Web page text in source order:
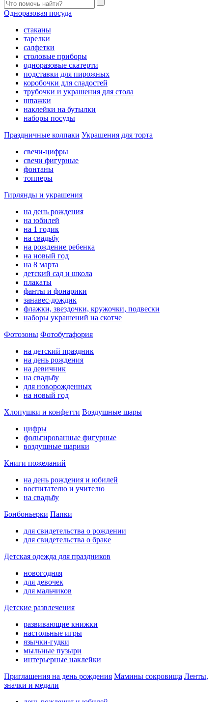
Одноразовая посуда
стаканы
тарелки
салфетки
столовые приборы
одноразовые скатерти
подставки для пирожных
коробочки для сладостей
трубочки и украшения для стола
шпажки
наклейки на бутылки
наборы посуды
Праздничные колпаки Украшения для торта
свечи-цифры
свечи фигурные
фонтаны
топперы
Гирлянды и украшения
на день рождения
на юбилей
на 1 годик
на свадьбу
на рождение ребенка
на новый год
на 8 марта
детский сад и школа
плакаты
фанты и фонарики
занавес-дождик
флажки, звездочки, кружочки, подвески
наборы украшений на скотче
Фотозоны Фотобутафория
на детский праздник
на день рождения
на девичник
на свадьбу
для новорожденных
на новый год
Хлопушки и конфетти Воздушные шары
цифры
фольгированные фигурные
воздушные шарики
Книги пожеланий
на день рождения и юбилей
воспитателю и учителю
на свадьбу
Бонбоньерки Папки
для свидетельства о рождении
для свидетельства о браке
Детская одежда для праздников
новогодняя
для девочек
для мальчиков
Детские развлечения
развивающие книжки
настольные игры
язычки-гудки
мыльные пузыри
интерьерные наклейки
Приглашения на день рождения Мамины сокровища Ленты,
значки и медали